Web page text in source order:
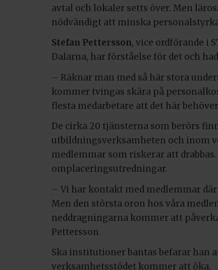
avtal och lokaler setts över. Men
nödvändigt att minska
Stefan Pettersson, vice ordförande i
Dalarna, har förståelse för det och
– Räknar man med så här stora
kommer tvingas skära på
flesta medarbetare att det här
De cirka 20 tjänsterna som berörs
utbildningsverksamheten och inom
medlemmar som riskerar att drabbas.
omplaceringsutredningar.
– Vi har kontakt med medlemmar
Men den största oron hos våra
neddragningarna kommer att
Pettersson.
Ska institutioner bantas befarar han
verksamhetsstödet kommer att öka.